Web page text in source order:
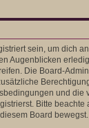
sein, um dich
Augenblicken
Die Board-
und die
Bitte beachte
Board bewegst.